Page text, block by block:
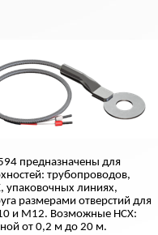
предназначены для
трубопроводов,
упаковочных линиях,
размерами отверстий для
и М12. Возможные НСХ:
от 0,2 м до 20 м.